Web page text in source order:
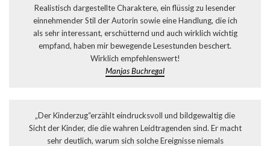
Realistisch dargestellte Charaktere, ein flüssig zu lesender
einnehmender Stil der Autorin sowie eine Handlung, die ich
als sehr interessant, erschütternd und auch wirklich wichtig
empfand, haben mir bewegende Lesestunden beschert.
Wirklich empfehlenswert!
Manjas Buchregal
„Der Kinderzug“erzählt eindrucksvoll und bildgewaltig die
Sicht der Kinder, die die wahren Leidtragenden sind. Er macht
sehr deutlich, warum sich solche Ereignisse niemals